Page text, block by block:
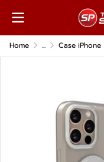
Home ... Case iPhone